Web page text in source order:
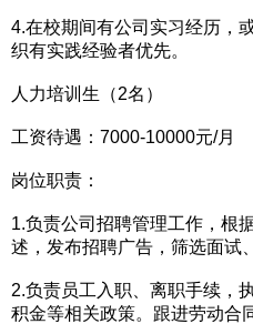
4.在校期间有公司实习经历，
织有实践经验者优先。
人力培训生（2名）
工资待遇：7000-10000元/月
岗位职责：
1.负责公司招聘管理工作，根
述，发布招聘广告，筛选面试
2.负责员工入职、离职手续，
积金等相关政策。跟进劳动合